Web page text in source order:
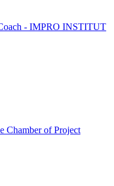
- IMPRO INSTITUT
Chamber of Project